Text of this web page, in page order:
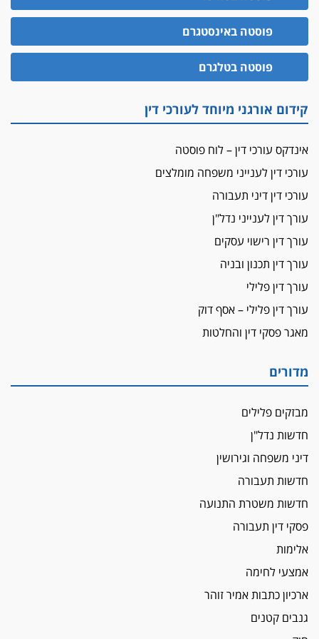
הזכות לטנף
"הבמות של קפלן" לחמאס
מאסר לעורך הדין
מאסר בפועל לעו"ד מהצפון שהגיש תביעות
על המידתיות
עורכת-דין שהביעה שמחה ב-7 באוקטובר
אשם
עו"ד הלל בבייב הורשע בהונאת עשרות לקוחות,
דין ומקרקעין
נדל"ן
"אני מכינה 5-6 ג'וינטים ביום"
תובעת משטרתית פוטרה בחשד לעישון סמים
שנחשף בפעילות בלשים בטלגרם
עו"ד שרון נהרי חיתן את בנו הבכור דניאל
הגבלת שכר טרחה בייצוג נכי צה"ל ונפגעי פעולות
איבה
איתות מירושלים
ממלא-מקומו, ועמית בכר שותק
מחאת הפרקליטים והסנגורים
יצאו לשעה מבית המשפט ועמדו בחוץ לאות הזדהות
עם השופטים
הביקורת חוגגת
השלטון" בעידן עמית בכר
נכנס לאינדקס
פוסטה באינסטגרם
פוסטה בטלגרם
קידום אורגני מיוחד לעורכי דין
אינדקס עורכי דין – לוח פוסטה
עורכי דין לענייני משפחה מומלצים
עורכי דין דיני תעבורה
עורך דין לענייני נדל"ן
עורך דין רישוי עסקים
עורך דין תכנון ובניה
עורך דין פלילי
עורך דין פלילי – אסף דוק
מאגר פסקי דין והחלטות
מדורים
מבזקים פלילים
חדשות נדל"ן
דיני משפחה וגירושין
חדשות תעבורה
חדשות משטרת התנועה
פסקי דין תעבורה
אלימות
אמצעי לחימה
ארכיון כתבות אמיר זוהר
גנבים קטנים